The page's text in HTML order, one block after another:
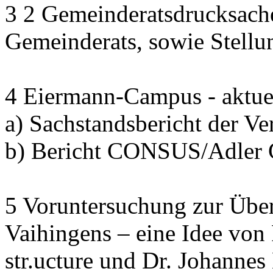
3 2
Gemeinderats, sowie
4 Eiermann-Campus -
a) Sachstandsbericht der
b) Bericht CONSUS/Adler
5 Voruntersuchung zur
Vaihingens – eine Idee
str.ucture und Dr.